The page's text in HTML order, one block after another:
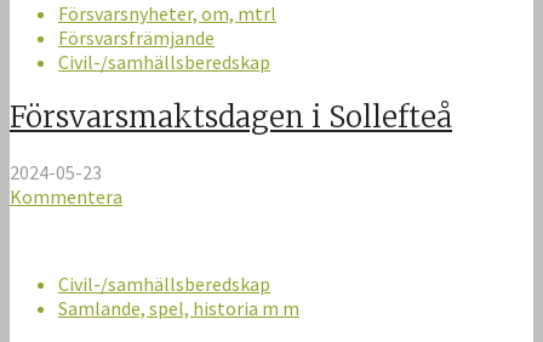
Försvarsnyheter, om, mtrl
Försvarsfrämjande
Civil-/samhällsberedskap
Försvarsmaktsdagen i Sollefteå
2024-05-23
Kommentera
Civil-/samhällsberedskap
Samlande, spel, historia m m